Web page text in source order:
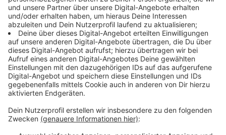
geflüchtet, so die Polizei. Zeugenhinweise führten
demnach zu dem Viersener. Spezialeinsatzkräfte
haben in der Wohnung in der nähe des Löhcenters dann
zwei Männer festgenommen - und auch ein Messer
sichergestellt.
Anzeige